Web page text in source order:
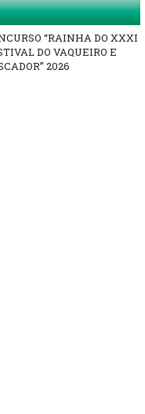
“RAINHA DO XXXI
DO VAQUEIRO E
2026